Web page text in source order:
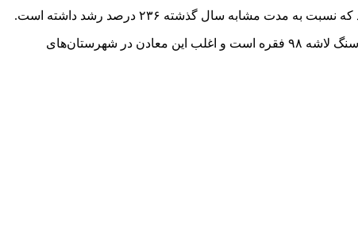
جودکی بیان کرد: ۳۶ نوع ماده معدنی از ذخایر قطعی استان در حال استخراج است که بیشترین آن مربوط به معادن تراورتن با ۱۰۰ فقره و سنگ لاشه ۹۸ فقره است و اغلب این معادن در شهرستان‌های